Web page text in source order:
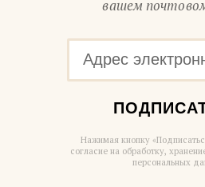
вашем
Нажимая кнопку
согласие на обработку,
персональных